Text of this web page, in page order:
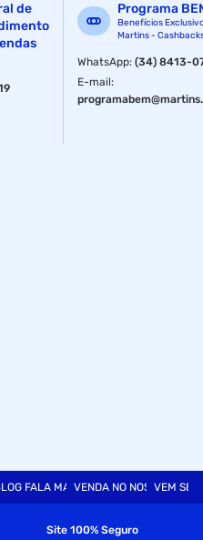
de
Programa
Benefícios
Martins -
WhatsApp:(34) 8413-
E-mail:
FALA MARTVENDA NO NOSSO SITE
VEM SER
Site 100% Seguro